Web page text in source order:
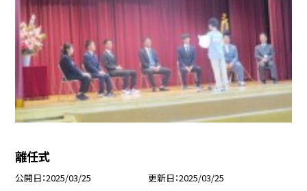
離任式
公開日 2025/03/25 更新日 2025/03/25